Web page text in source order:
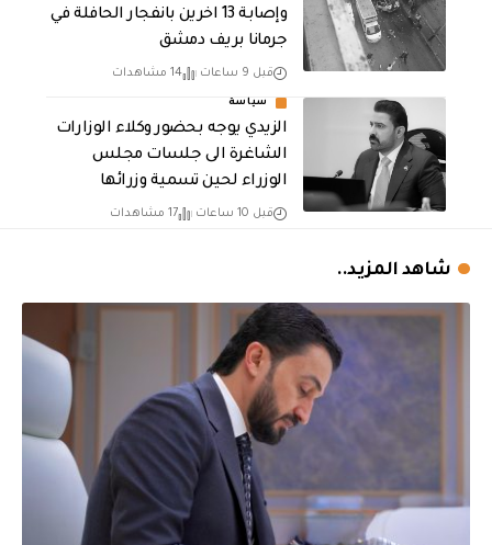
وإصابة 13 اخرين بانفجار الحافلة في
جرمانا بريف دمشق
قبل 9 ساعات 14 مشاهدات
سياسة
الزيدي يوجه بحضور وكلاء الوزارات
الشاغرة الى جلسات مجلس
الوزراء لحين تسمية وزرائها
قبل 10 ساعات 17 مشاهدات
شاهد المزيد..